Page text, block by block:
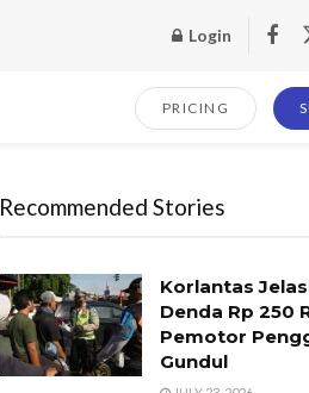
Login
PRICING
Recommended Stories
Korlantas
Denda Rp 250
Pemotor
Gundul